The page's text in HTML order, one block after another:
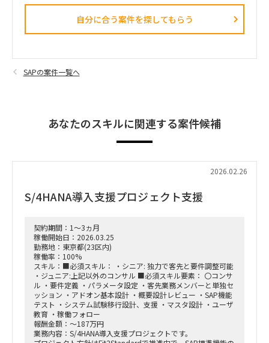
自分に合う案件を探してもらう​
SAPの案件一覧へ
あなたのスキルに関連する案件候補
2026.02.26
S/4HANA導入支援プロジェクト支援
契約期間：1～3ヵ月
稼働開始日：2026.03.25
勤務地：東京都(23区内)
稼働率：100%
スキル：■必須スキル： ・シニア: 独力で客先と要件調整可能
・ジュニア:上記以外のコンサル ■必須スキル要素： 〇コンサ
ル ・要件定義 ・パラメータ設定 ・客先業務メンバーと単独セ
ッション ・アドオン基本設計 ・概要設計レビュー ・SAP機能
テスト ・システム試験移行設計、支援 ・マスタ設計 ・ユーザ
教育 ・稼働フォロー
報酬金額：～187万円
業務内容：S/4HANA導入支援プロジェクトです。